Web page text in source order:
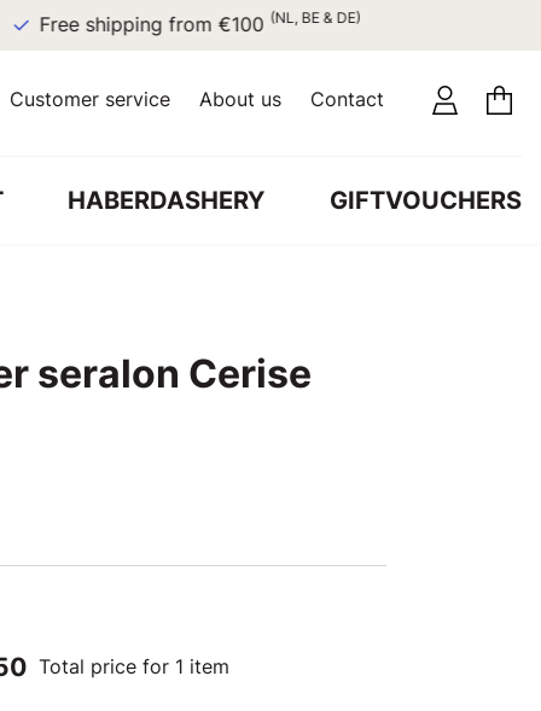
Free shipping from €100 (NL, BE & DE)
Customer service About us Contact
HABERDASHERY GIFTVOUCHERS
seralon Cerise
Total price for 1 item